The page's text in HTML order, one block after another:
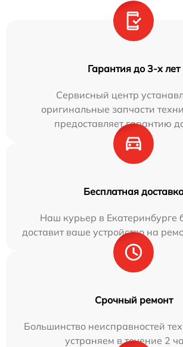
Гарантия до 3-х лет
Сервисный центр
оригинальные запчасти
предоставляет гарантию
Бесплатная
Наш курьер в Екатеринбурге
доставит ваше устройство на
Срочный ремонт
Большинство неисправностей
устраняем в течение 2